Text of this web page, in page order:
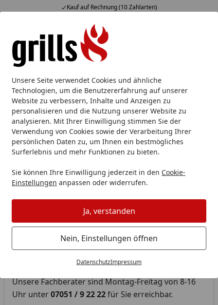
Unsere Seite verwendet Cookies und ähnliche
Technologien, um die Benutzererfahrung auf unserer
Website zu verbessern, Inhalte und Anzeigen zu
personalisieren und die Nutzung unserer Website zu
analysieren. Mit Ihrer Einwilligung stimmen Sie der
Verwendung von Cookies sowie der Verarbeitung Ihrer
persönlichen Daten zu, um Ihnen ein bestmögliches
Surferlebnis und mehr Funktionen zu bieten.
Sie können Ihre Einwilligung jederzeit in den Cookie-
Einstellungen anpassen oder widerrufen.
Ja, verstanden
Nein, Einstellungen öffnen
DatenschutzImpressum
Kauf auf Rechnung (10 Zahlarten)
Alle Produkte
Mein Konto
Suchen
Startseite
Outdoorchef Outdoorchef Holzkohlegrill
Outdoorchef Holzkohlegrill
Ihre Artikelübersicht
Kategorien
Filter / Sortierung
0 Artikel gefunden
Diese Kategorie befindet sich derzeit im
Unsere Fachberater sind Montag-Freitag von 8-16
Uhr unter07051 / 9 22 22für Sie erreichbar.